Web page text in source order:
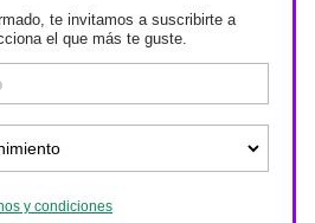
te invitamos a suscribirte a
el que más te guste.
y condiciones